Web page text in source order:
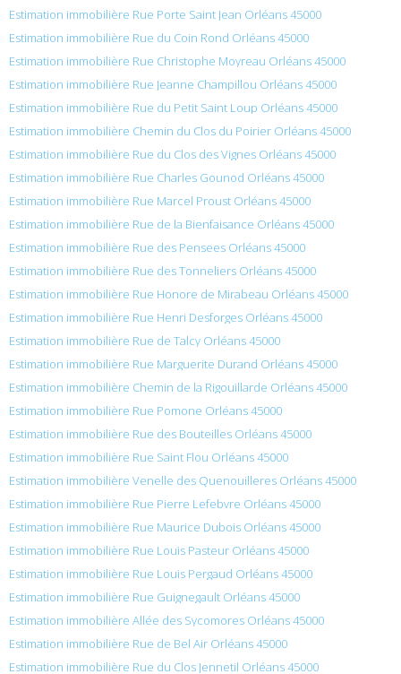
Estimation immobilière Rue Porte Saint Jean Orléans 45000
Estimation immobilière Rue du Coin Rond Orléans 45000
Estimation immobilière Rue Christophe Moyreau Orléans 45000
Estimation immobilière Rue Jeanne Champillou Orléans 45000
Estimation immobilière Rue du Petit Saint Loup Orléans 45000
Estimation immobilière Chemin du Clos du Poirier Orléans 45000
Estimation immobilière Rue du Clos des Vignes Orléans 45000
Estimation immobilière Rue Charles Gounod Orléans 45000
Estimation immobilière Rue Marcel Proust Orléans 45000
Estimation immobilière Rue de la Bienfaisance Orléans 45000
Estimation immobilière Rue des Pensees Orléans 45000
Estimation immobilière Rue des Tonneliers Orléans 45000
Estimation immobilière Rue Honore de Mirabeau Orléans 45000
Estimation immobilière Rue Henri Desforges Orléans 45000
Estimation immobilière Rue de Talcy Orléans 45000
Estimation immobilière Rue Marguerite Durand Orléans 45000
Estimation immobilière Chemin de la Rigouillarde Orléans 45000
Estimation immobilière Rue Pomone Orléans 45000
Estimation immobilière Rue des Bouteilles Orléans 45000
Estimation immobilière Rue Saint Flou Orléans 45000
Estimation immobilière Venelle des Quenouilleres Orléans 45000
Estimation immobilière Rue Pierre Lefebvre Orléans 45000
Estimation immobilière Rue Maurice Dubois Orléans 45000
Estimation immobilière Rue Louis Pasteur Orléans 45000
Estimation immobilière Rue Louis Pergaud Orléans 45000
Estimation immobilière Rue Guignegault Orléans 45000
Estimation immobilière Allée des Sycomores Orléans 45000
Estimation immobilière Rue de Bel Air Orléans 45000
Estimation immobilière Rue du Clos Jennetil Orléans 45000